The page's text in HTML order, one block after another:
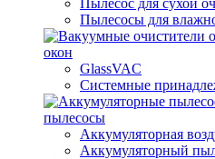
Пылесосы для
окон
GlassVAC
Системные
пылесосы
Аккумуляторная
Аккумуляторный